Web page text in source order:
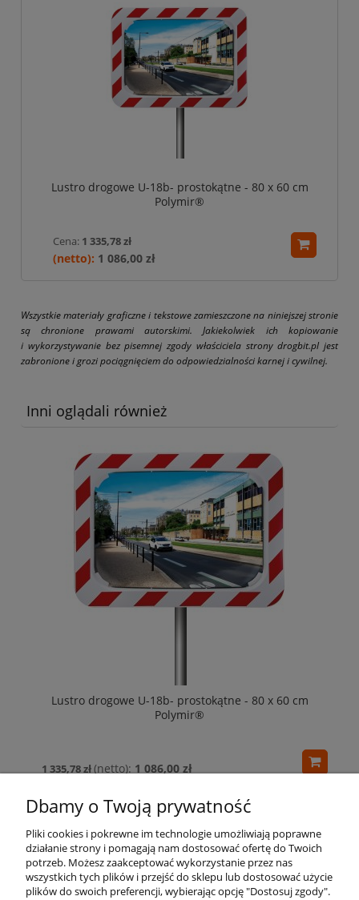
Lustro drogowe U-18b- prostokątne - 80 x 60 cm
Polymir®
Cena: 1 335,78 zł
1 086,00 zł
Wszystkie materiały graficzne i tekstowe zamieszczone na niniejszej stronie
są chronione prawami autorskimi. Jakiekolwiek ich kopiowanie
i wykorzystywanie bez pisemnej zgody właściciela strony drogbit.pl jest
zabronione i grozi pociągnięciem do odpowiedzialności karnej i cywilnej.
Inni oglądali również
Lustro drogowe U-18b- prostokątne - 80 x 60 cm
Polymir®
1 335,78 zł 1 086,00 zł
Pomoc
Dbamy o Twoją prywatność
Pliki cookies i pokrewne im technologie umożliwiają poprawne
działanie strony i pomagają nam dostosować ofertę do Twoich
potrzeb. Możesz zaakceptować wykorzystanie przez nas
wszystkich tych plików i przejść do sklepu lub dostosować użycie
plików do swoich preferencji, wybierając opcję "Dostosuj zgody".